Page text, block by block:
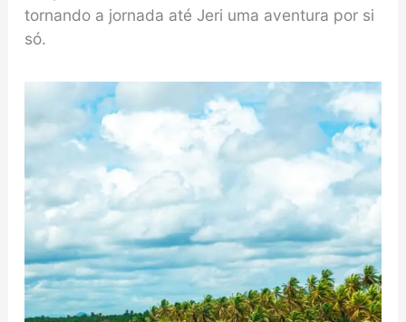
tornando a jornada até Jeri uma aventura por si
só.